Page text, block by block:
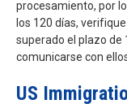
procesamiento, por
los 120 días,
superado el plazo de
comunicarse con
US